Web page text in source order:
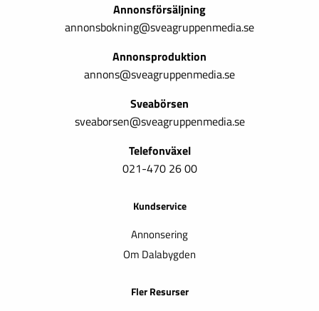
Annonsförsäljning
annonsbokning@sveagruppenmedia.se
Annonsproduktion
annons@sveagruppenmedia.se
Sveabörsen
sveaborsen@sveagruppenmedia.se
Telefonväxel
021-470 26 00
Kundservice
Annonsering
Om Dalabygden
Fler Resurser